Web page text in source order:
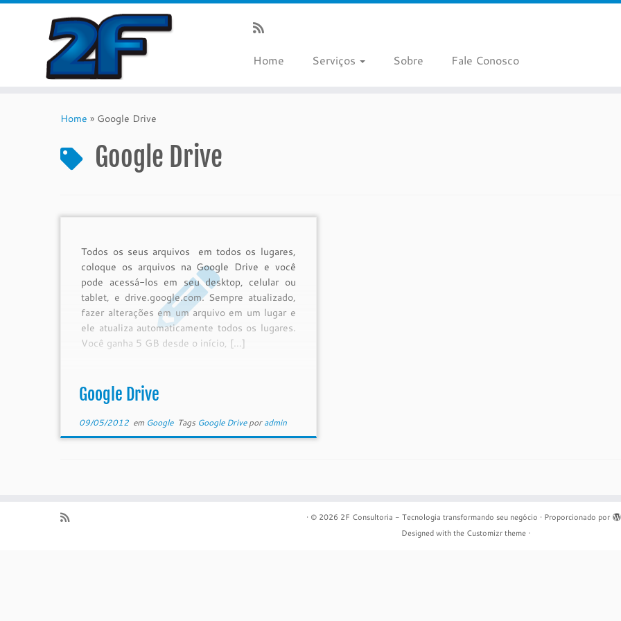
Home Serviços Sobre Fale Conosco
Home » Google Drive
Google Drive
Todos os seus arquivos em todos os lugares,
coloque os arquivos na Google Drive e você
pode acessá-los em seu desktop, celular ou
tablet, e drive.google.com. Sempre atualizado,
fazer alterações em um arquivo em um lugar e
ele atualiza automaticamente todos os lugares.
Você ganha 5 GB desde o início, […]
Google Drive
09/05/2012em Google Tags Google Driveporadmin
· © 2026 2F Consultoria - Tecnologia transformando seu negócio · Proporcionado por
Designed with the Customizr theme ·